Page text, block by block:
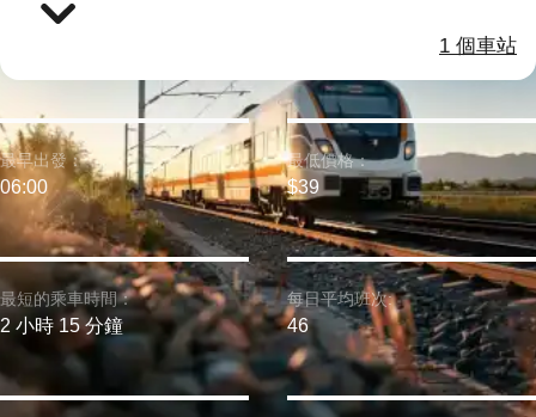
1 個車站
最短的乘車時間：
2 小時 15 分鐘
最早出發：
06:00
最低價格：
$39
每日平均班次:
46